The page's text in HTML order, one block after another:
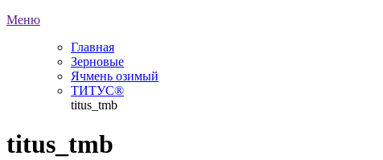
Меню
Главная
Зерновые
Ячмень озимый
ТИТУС®
titus_tmb
titus_tmb